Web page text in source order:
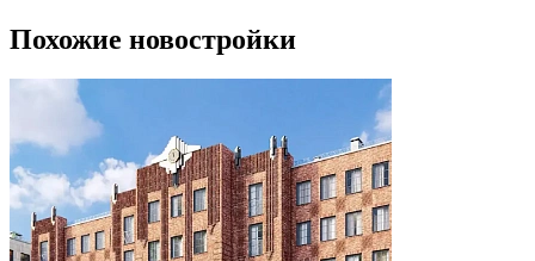
Похожие новостройки